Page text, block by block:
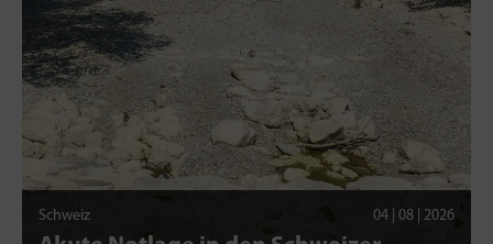
Schweiz 04 | 08 | 2026